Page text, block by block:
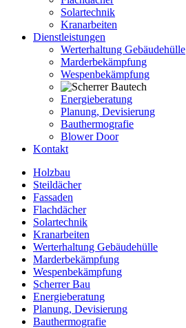
Solartechnik
Kranarbeiten
Dienstleistungen
Werterhaltung Gebäudehülle
Marderbekämpfung
Wespenbekämpfung
Energieberatung
Planung, Devisierung
Bauthermografie
Blower Door
Kontakt
Holzbau
Steildächer
Fassaden
Flachdächer
Solartechnik
Kranarbeiten
Werterhaltung Gebäudehülle
Marderbekämpfung
Wespenbekämpfung
Scherrer Bau
Energieberatung
Planung, Devisierung
Bauthermografie